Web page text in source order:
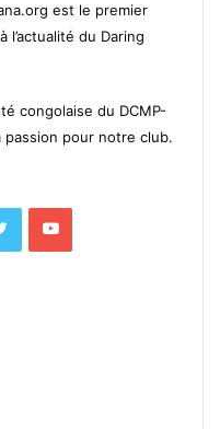
est le premier
l’actualité du Daring
congolaise du DCMP-
passion pour notre club.
TwitterYouTube